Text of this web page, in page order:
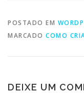
POSTADO EM
MARCADO COMO
DEIXE UM